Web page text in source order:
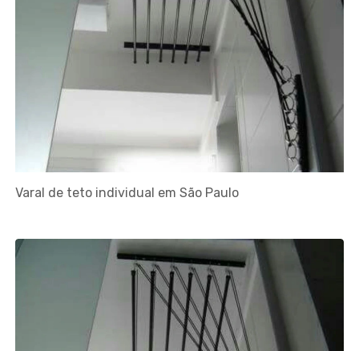
Varal de teto individual em São Paulo